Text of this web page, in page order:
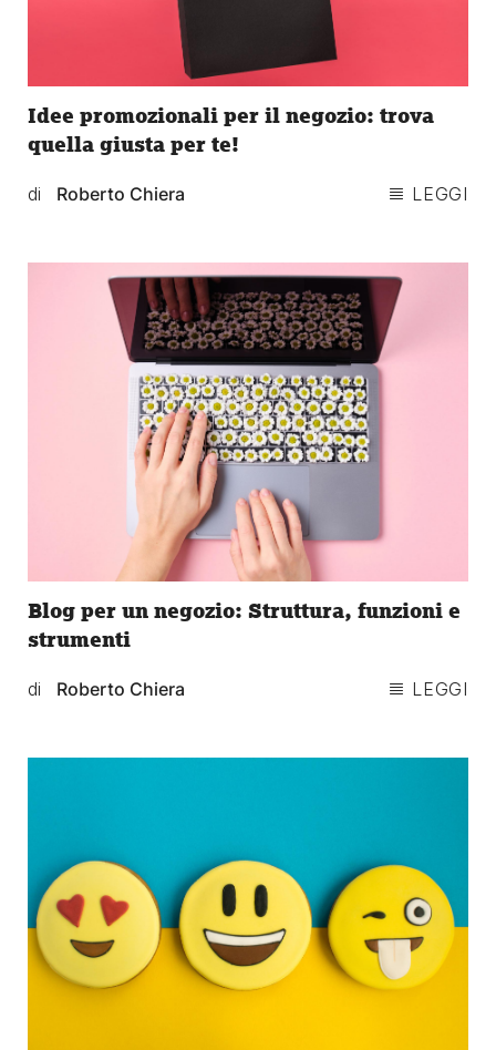
Idee promozionali per il negozio: trova
quella giusta per te!
di Roberto Chiera LEGGI
Blog per un negozio: Struttura, funzioni e
strumenti
di Roberto Chiera LEGGI